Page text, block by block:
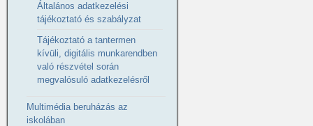
Általános adatkezelési
tájékoztató és szabályzat
Tájékoztató a tantermen
kívüli, digitális munkarendben
való részvétel során
megvalósuló adatkezelésről
Multimédia beruházás az
iskolában